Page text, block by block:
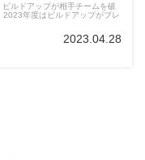
ビルドアップが相手チームを破
年度はビルドアップがプレ
2023.04.28